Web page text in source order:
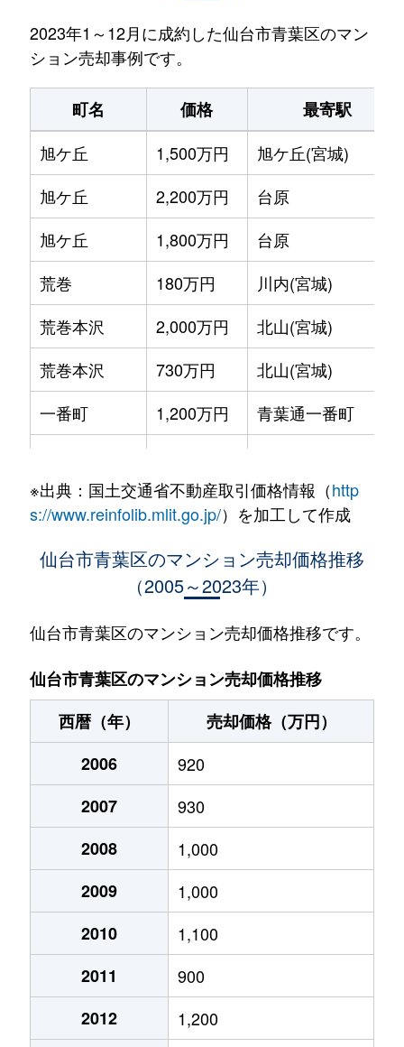
2023年1～12月に成約した仙台市青葉区のマン
ション売却事例です。
町名 価格
最寄駅
旭ケ丘
1,500万円
旭ケ丘(宮城)
旭ケ丘
2,200万円
台原
旭ケ丘
1,800万円
台原
荒巻
180万円
川内(宮城)
荒巻本沢
2,000万円
北山(宮城)
荒巻本沢
730万円
北山(宮城)
一番町
1,200万円
青葉通一番町
一番町
5,400万円
青葉通一番町
4,200万円
青葉通一番町
一番町
5,000万円
青葉通一番町
一番町
98,000万円
青葉通一番町
一番町
450万円
青葉通一番町
一番町
4,000万円
一番町
1,200万円
1,500万円
2,000万円
3,100万円
1,100万円
540万円
※出典：国土交通省不動産取引価格情報（http
s://www.reinfolib.mlit.go.jp/）を加工して作成
仙台市青葉区のマンション売却価格推移
（2005～2023年）
仙台市青葉区のマンション売却価格推移です。
仙台市青葉区のマンション売却価格推移
西暦（年）
売却価格（万円）
2006
920
2007
930
2008
1,000
2009
1,000
2010
1,100
2011
900
2012
1,200